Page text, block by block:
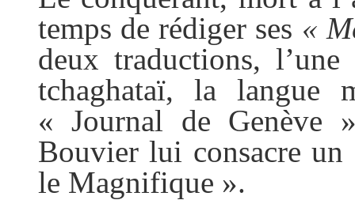
temps de rédiger ses «
deux traductions,
tchaghataï, la langue
« Journal de Genève
Bouvier lui consacre
le Magnifique ».